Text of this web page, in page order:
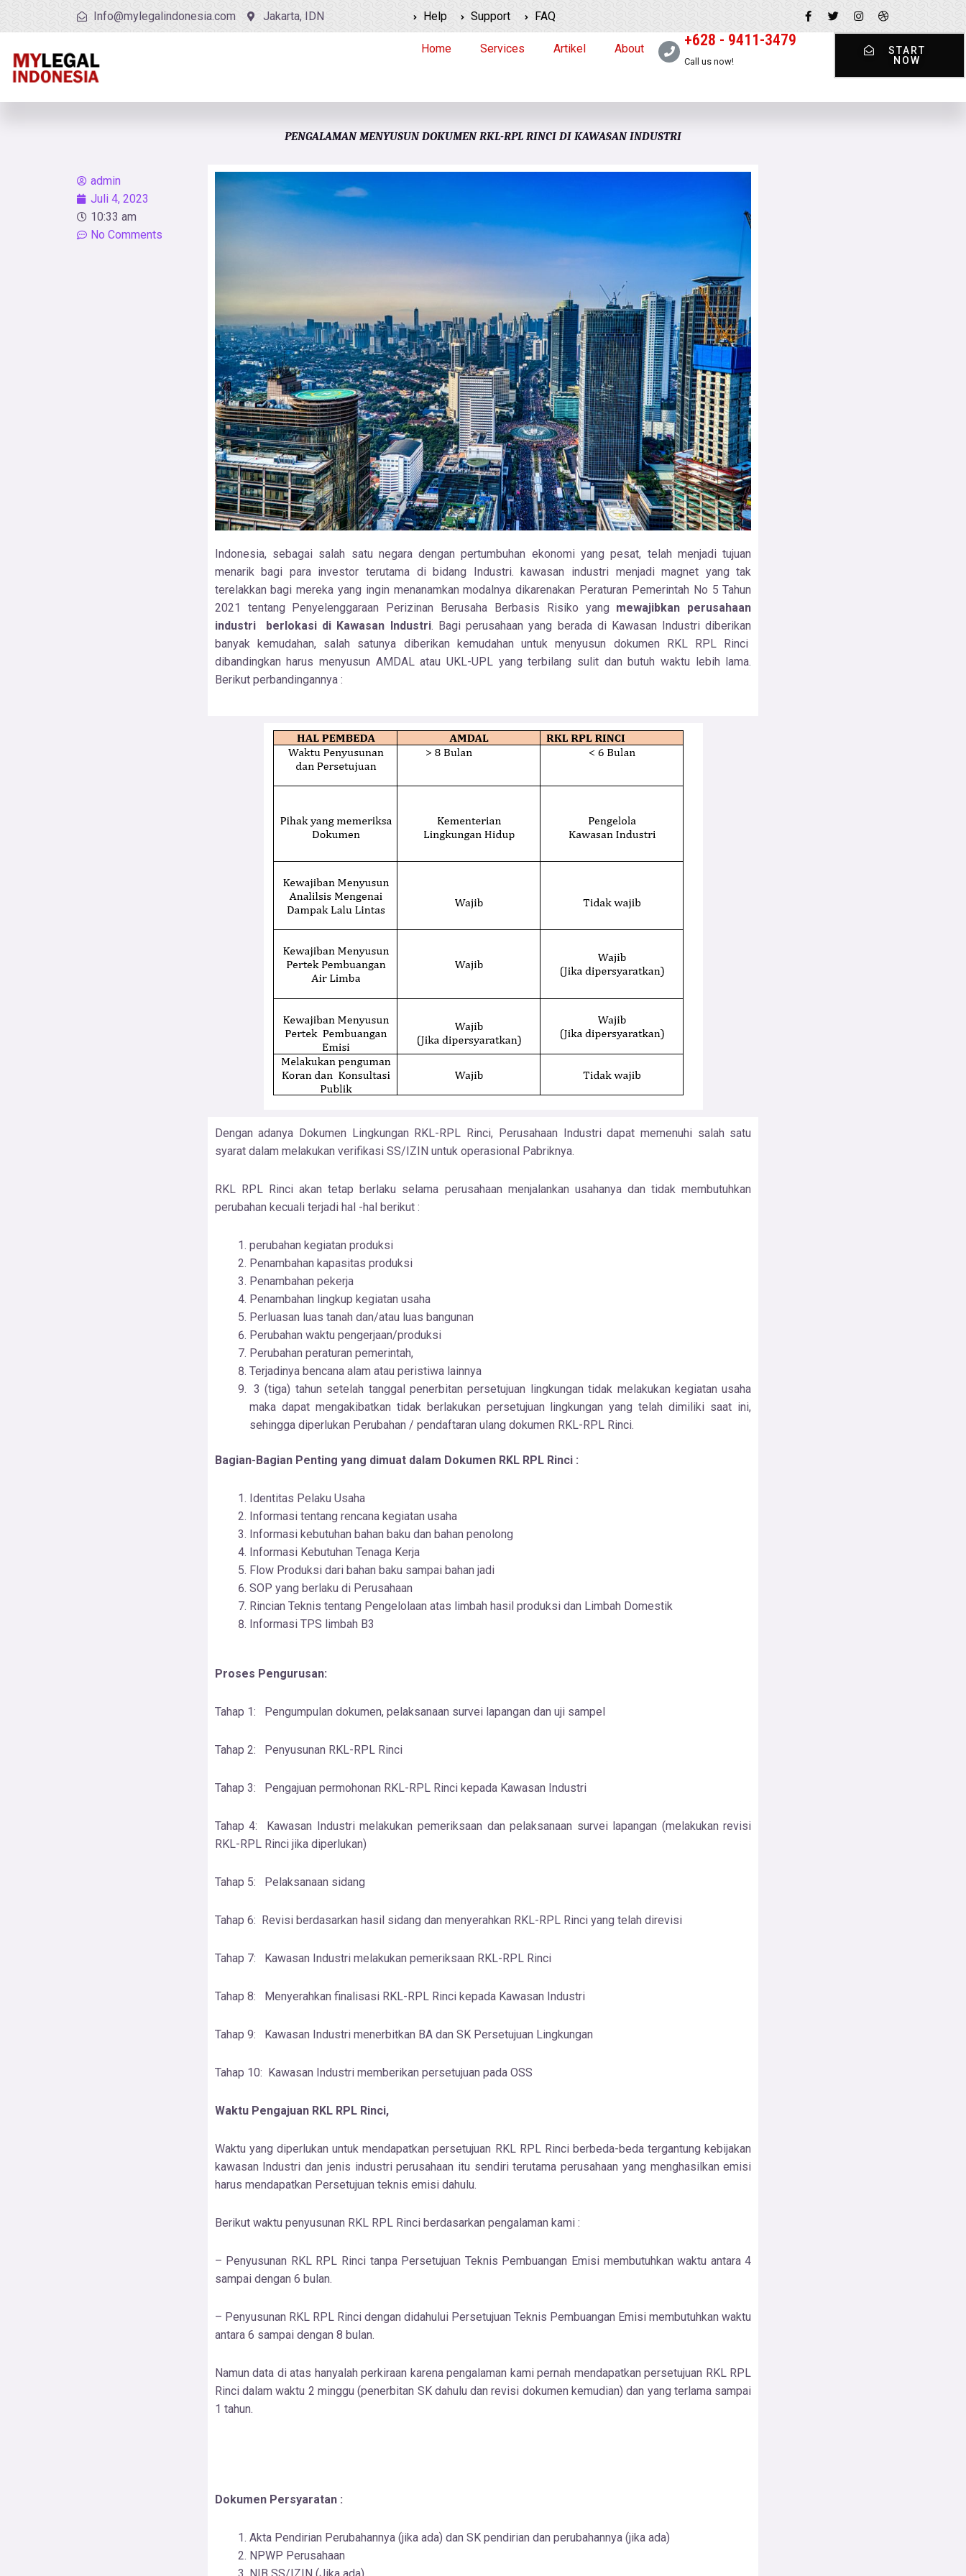
Info@mylegalindonesia.com Jakarta, IDN Help Support FAQ
Home Services Artikel About +628 - 9411-3479
Call us now!
START
NOW
PENGALAMAN MENYUSUN DOKUMEN RKL-RPL RINCI DI KAWASAN INDUSTRI
admin
Juli 4, 2023
10:33 am
No Comments
Indonesia, sebagai salah satu negara dengan pertumbuhan ekonomi yang pesat, telah menjadi tujuan
menarik bagi para investor terutama di bidang Industri. kawasan industri menjadi magnet yang tak
terelakkan bagi mereka yang ingin menanamkan modalnya dikarenakan Peraturan Pemerintah No 5 Tahun
2021 tentang Penyelenggaraan Perizinan Berusaha Berbasis Risiko yang mewajibkan perusahaan
industri berlokasi di Kawasan Industri. Bagi perusahaan yang berada di Kawasan Industri diberikan
banyak kemudahan, salah satunya diberikan kemudahan untuk menyusun dokumen RKL RPL Rinci
dibandingkan harus menyusun AMDAL atau UKL-UPL yang terbilang sulit dan butuh waktu lebih lama.
Berikut perbandingannya :
Dengan adanya Dokumen Lingkungan RKL-RPL Rinci, Perusahaan Industri dapat memenuhi salah satu
syarat dalam melakukan verifikasi SS/IZIN untuk operasional Pabriknya.
RKL RPL Rinci akan tetap berlaku selama perusahaan menjalankan usahanya dan tidak membutuhkan
perubahan kecuali terjadi hal -hal berikut :
perubahan kegiatan produksi
Penambahan kapasitas produksi
Penambahan pekerja
Penambahan lingkup kegiatan usaha
Perluasan luas tanah dan/atau luas bangunan
Perubahan waktu pengerjaan/produksi
Perubahan peraturan pemerintah,
Terjadinya bencana alam atau peristiwa lainnya
3 (tiga) tahun setelah tanggal penerbitan persetujuan lingkungan tidak melakukan kegiatan usaha
maka dapat mengakibatkan tidak berlakukan persetujuan lingkungan yang telah dimiliki saat ini,
sehingga diperlukan Perubahan / pendaftaran ulang dokumen RKL-RPL Rinci.
Bagian-Bagian Penting yang dimuat dalam Dokumen RKL RPL Rinci :
Identitas Pelaku Usaha
Informasi tentang rencana kegiatan usaha
Informasi kebutuhan bahan baku dan bahan penolong
Informasi Kebutuhan Tenaga Kerja
Flow Produksi dari bahan baku sampai bahan jadi
SOP yang berlaku di Perusahaan
Rincian Teknis tentang Pengelolaan atas limbah hasil produksi dan Limbah Domestik
Informasi TPS limbah B3
Proses Pengurusan:
Tahap 1: Pengumpulan dokumen, pelaksanaan survei lapangan dan uji sampel
Tahap 2: Penyusunan RKL-RPL Rinci
Tahap 3: Pengajuan permohonan RKL-RPL Rinci kepada Kawasan Industri
Tahap 4: Kawasan Industri melakukan pemeriksaan dan pelaksanaan survei lapangan (melakukan revisi
RKL-RPL Rinci jika diperlukan)
Tahap 5: Pelaksanaan sidang
Tahap 6: Revisi berdasarkan hasil sidang dan menyerahkan RKL-RPL Rinci yang telah direvisi
Tahap 7: Kawasan Industri melakukan pemeriksaan RKL-RPL Rinci
Tahap 8: Menyerahkan finalisasi RKL-RPL Rinci kepada Kawasan Industri
Tahap 9: Kawasan Industri menerbitkan BA dan SK Persetujuan Lingkungan
Tahap 10: Kawasan Industri memberikan persetujuan pada OSS
Waktu Pengajuan RKL RPL Rinci,
Waktu yang diperlukan untuk mendapatkan persetujuan RKL RPL Rinci berbeda-beda tergantung kebijakan
kawasan Industri dan jenis industri perusahaan itu sendiri terutama perusahaan yang menghasilkan emisi
harus mendapatkan Persetujuan teknis emisi dahulu.
Berikut waktu penyusunan RKL RPL Rinci berdasarkan pengalaman kami :
– Penyusunan RKL RPL Rinci tanpa Persetujuan Teknis Pembuangan Emisi membutuhkan waktu antara 4
sampai dengan 6 bulan.
– Penyusunan RKL RPL Rinci dengan didahului Persetujuan Teknis Pembuangan Emisi membutuhkan waktu
antara 6 sampai dengan 8 bulan.
Namun data di atas hanyalah perkiraan karena pengalaman kami pernah mendapatkan persetujuan RKL RPL
Rinci dalam waktu 2 minggu (penerbitan SK dahulu dan revisi dokumen kemudian) dan yang terlama sampai
1 tahun.
Dokumen Persyaratan :
Akta Pendirian Perubahannya (jika ada) dan SK pendirian dan perubahannya (jika ada)
NPWP Perusahaan